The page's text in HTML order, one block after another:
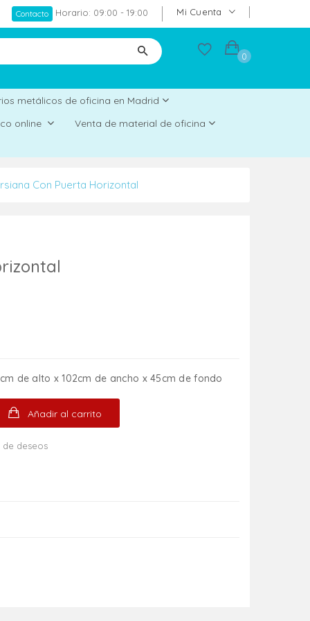
Mi Cuenta
Contacto Horario: 09:00 - 19:00
0
metálicos de oficina en Madrid
online
Venta de material de oficina
Con Puerta Horizontal
de alto x 102cm de ancho x 45cm de fondo
Añadir al carrito
de deseos